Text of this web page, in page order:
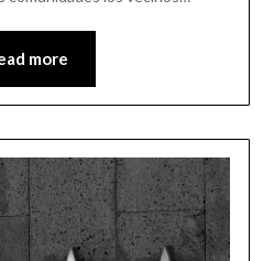
more